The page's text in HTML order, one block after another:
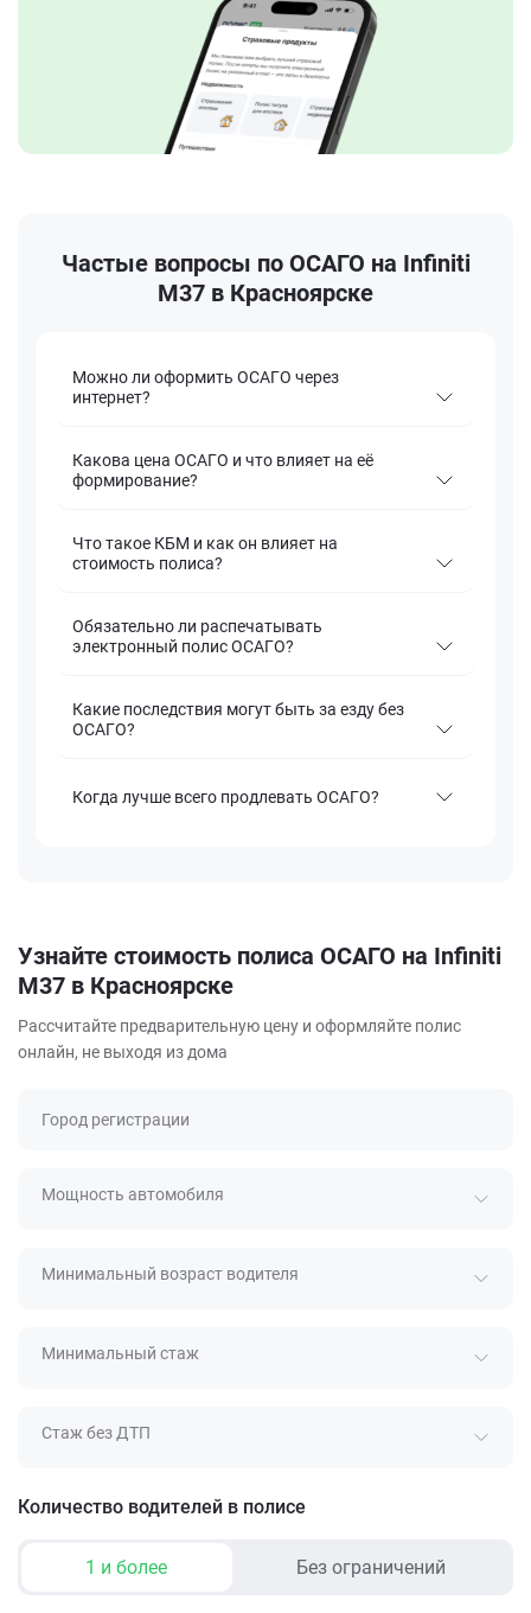
Частые вопросы по ОСАГО на Infiniti
M37 в Красноярске
Можно ли оформить ОСАГО через
интернет?
Какова цена ОСАГО и что влияет на её
формирование?
Что такое КБМ и как он влияет на
стоимость полиса?
Обязательно ли распечатывать
электронный полис ОСАГО?
Какие последствия могут быть за езду без
ОСАГО?
Когда лучше всего продлевать ОСАГО?
Узнайте стоимость полиса ОСАГО на Infiniti
M37 в Красноярске
Рассчитайте предварительную цену и оформляйте полис
онлайн, не выходя из дома
Город регистрации
Мощность автомобиля
Минимальный возраст водителя
Минимальный стаж
Стаж без ДТП
Количество водителей в полисе
1 и более Без ограничений